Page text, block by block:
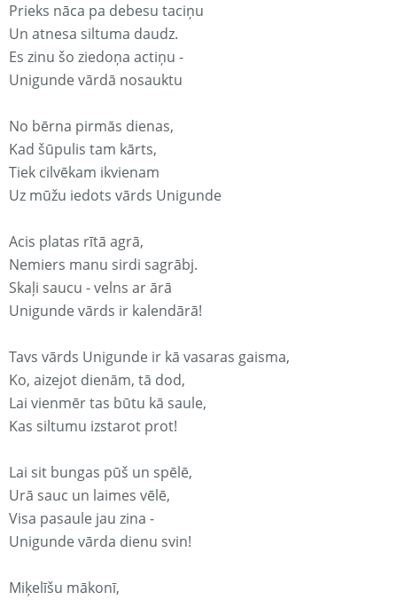
Prieks nāca pa debesu taciņu
Un atnesa siltuma daudz.
Es zinu šo ziedoņa actiņu -
Unigunde vārdā nosauktu
No bērna pirmās dienas,
Kad šūpulis tam kārts,
Tiek cilvēkam ikvienam
Uz mūžu iedots vārds Unigunde
Acis platas rītā agrā,
Nemiers manu sirdi sagrābj.
Skaļi saucu - velns ar ārā
Unigunde vārds ir kalendārā!
Tavs vārds Unigunde ir kā vasaras gaisma,
Ko, aizejot dienām, tā dod,
Lai vienmēr tas būtu kā saule,
Kas siltumu izstarot prot!
Lai sit bungas pūš un spēlē,
Urā sauc un laimes vēlē,
Visa pasaule jau zina -
Unigunde vārda dienu svin!
Miķelīšu mākonī,